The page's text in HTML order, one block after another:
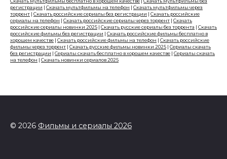
регистрации | Скачать мультфильмы на телефон | Скачать мультфильмы через
торрент | Скачать российские сериалы без регистрации | Скачать российские
сериалы на телефон | Скачать российские сериалы через торрент | Скачать
российские сериалы новинки 2025 | Скачать русские сериалы без торрента | Скачать
российские фильмы без регистрации | Скачать российские фильмы бесплатно в
хорошем качестве | Скачать российские фильмы на телефон | Скачать российские
фильмы через торрент | Скачать русские фильмы новинки 2025 | Сериалы скачать
без регистрации | Сериалы скачать бесплатно в хорошем качестве | Сериалы скачать
на телефон | Скачать новинки сериалов 2025
© 2026 Фильмы и сериалы 2026